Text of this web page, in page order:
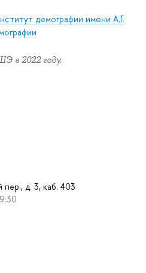
демографии имени А.Г.
в 2022 году.
пер., д. 3, каб. 403